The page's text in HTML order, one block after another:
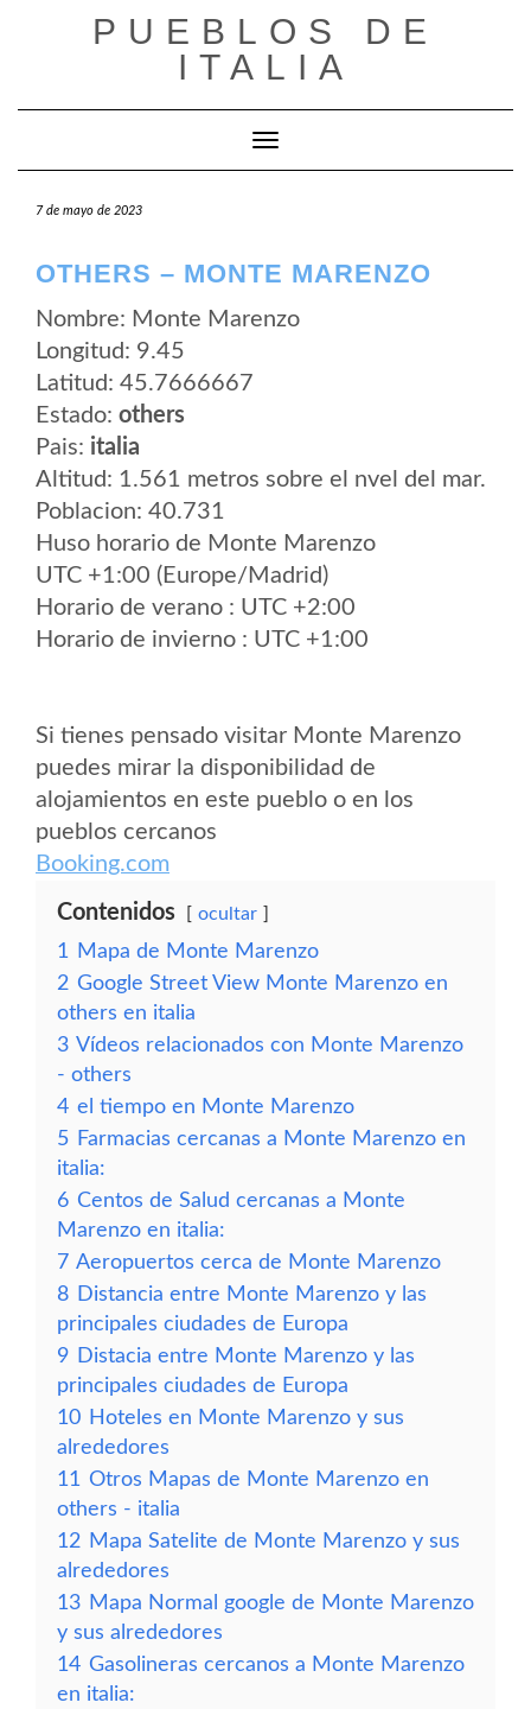
PUEBLOS DE
ITALIA
Cambiar modo de navegación
7 de mayo de 2023
OTHERS – MONTE MARENZO
Nombre: Monte Marenzo
Longitud: 9.45
Latitud: 45.7666667
Estado: others
Pais: italia
Altitud: 1.561 metros sobre el nvel del mar.
Poblacion: 40.731
Huso horario de Monte Marenzo
UTC +1:00 (Europe/Madrid)
Horario de verano : UTC +2:00
Horario de invierno : UTC +1:00
Si tienes pensado visitar Monte Marenzo
puedes mirar la disponibilidad de
alojamientos en este pueblo o en los
pueblos cercanos
Booking.com
Contenidos ocultar
1
Mapa de Monte Marenzo
2 Google Street View Monte Marenzo en
others en italia
3 Vídeos relacionados con Monte Marenzo
- others
4 el tiempo en Monte Marenzo
5 Farmacias cercanas a Monte Marenzo en
italia:
6 Centos de Salud cercanas a Monte
Marenzo en italia:
7 Aeropuertos cerca de Monte Marenzo
8 Distancia entre Monte Marenzo y las
principales ciudades de Europa
9 Distacia entre Monte Marenzo y las
principales ciudades de Europa
10 Hoteles en Monte Marenzo y sus
alrededores
11 Otros Mapas de Monte Marenzo en
others - italia
12 Mapa Satelite de Monte Marenzo y sus
alrededores
13 Mapa Normal google de Monte Marenzo
y sus alrededores
14 Gasolineras cercanos a Monte Marenzo
en italia: